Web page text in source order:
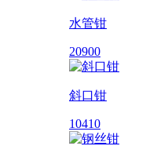
水管钳
20900
斜口钳
10410